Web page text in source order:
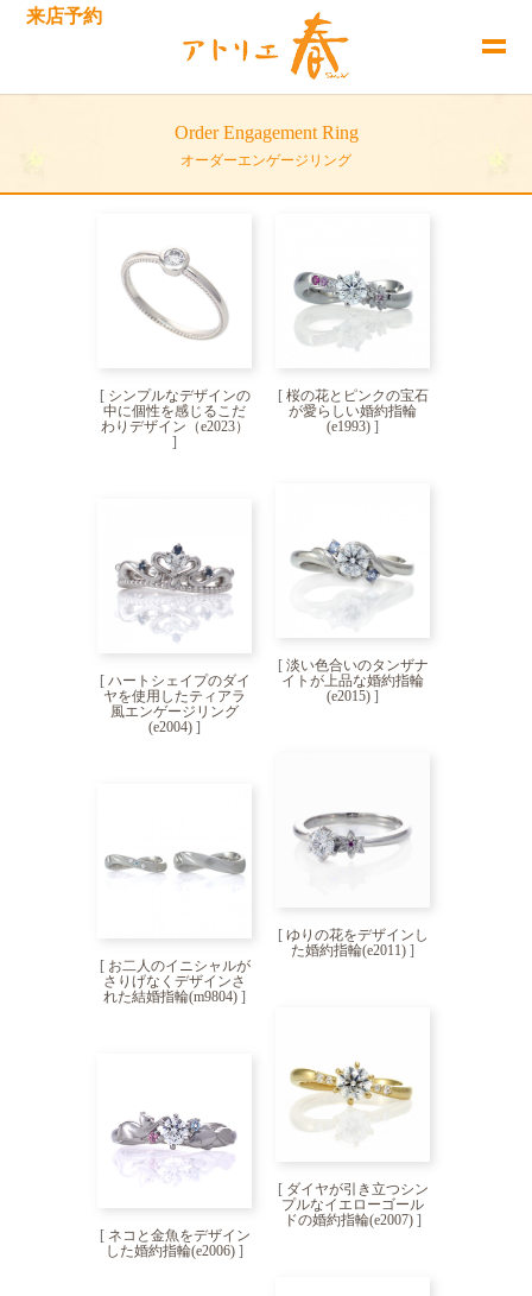
来店予約
Order Engagement Ring
オーダーエンゲージリング
[ シンプルなデザインの
中に個性を感じるこだ
わりデザイン（e2023）
]
[ 桜の花とピンクの宝石
が愛らしい婚約指輪
(e1993) ]
[ 淡い色合いのタンザナ
イトが上品な婚約指輪
(e2015) ]
[ ハートシェイプのダイ
ヤを使用したティアラ
風エンゲージリング
(e2004) ]
[ ゆりの花をデザインし
た婚約指輪(e2011) ]
[ お二人のイニシャルが
さりげなくデザインさ
れた結婚指輪(m9804) ]
[ ダイヤが引き立つシン
プルなイエローゴール
ドの婚約指輪(e2007) ]
[ ネコと金魚をデザイン
した婚約指輪(e2006) ]